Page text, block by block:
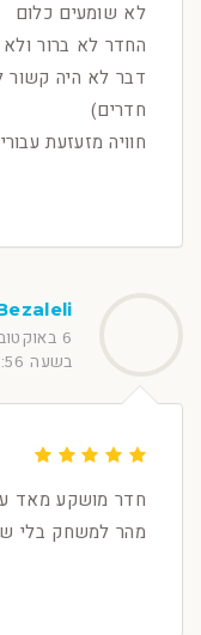
לא שומעים כלום
החדר לא ברור
דבר לא היה קשור
חדרים)
חוויה מזעזעת
6 באוקטובר 2017
בשעה 08:56
חדר מושקע מאד
מהר למשחק בלי